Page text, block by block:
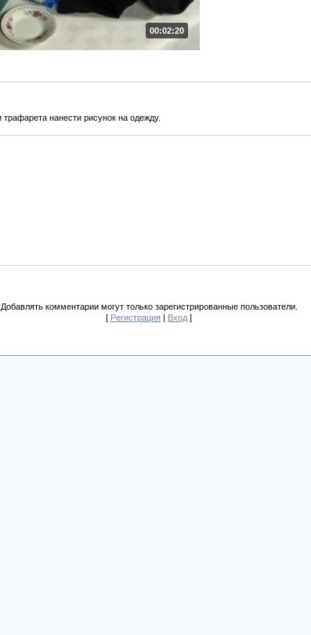
00:02:20
нанести рисунок на одежду.
Добавлять комментарии могут только зарегистрированные пользователи.
[ Регистрация | Вход ]